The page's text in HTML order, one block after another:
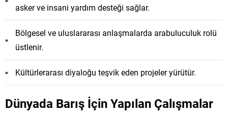
asker ve insani yardım desteği sağlar.
Bölgesel ve uluslararası anlaşmalarda arabuluculuk rolü
üstlenir.
Kültürlerarası diyaloğu teşvik eden projeler yürütür.
Dünyada Barış İçin Yapılan Çalışmalar